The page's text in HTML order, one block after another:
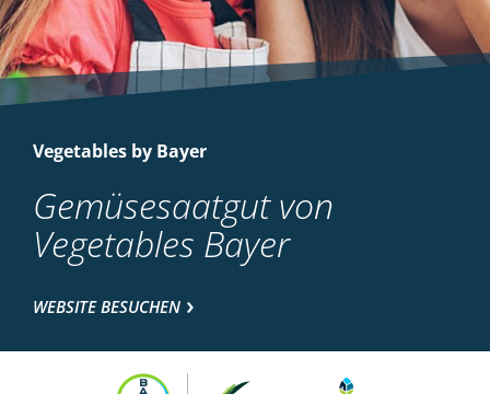
Vegetables by Bayer
Gemüsesaatgut von
Vegetables Bayer
WEBSITE BESUCHEN